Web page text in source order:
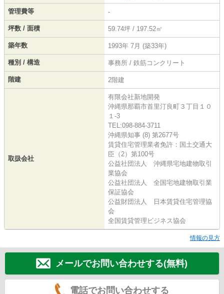
管理費等 -
坪数 / 面積 59.74坪 / 197.52㎡
築年数 1993年 7月 (築33年)
種別 / 構造 事務所 / 鉄筋コンクリート
階建 2階建
取扱会社
有限会社新地開発
沖縄県那覇市首里汀良町３丁目１０
１-3
TEL:098-884-3711
沖縄県知事 (8) 第2677号
賃貸住宅管理業者免許：国土交通大
臣（2）第100号
公益社団法人 沖縄県宅地建物取引
業協会
公益社団法人 全国宅地建物取引業
保証協会
公益財団法人 日本賃貸住宅管理協
会
全国賃貸管理ビジネス協会
情報の見方
メールでお問い合わせする(無料)
電話でお問い合わせする